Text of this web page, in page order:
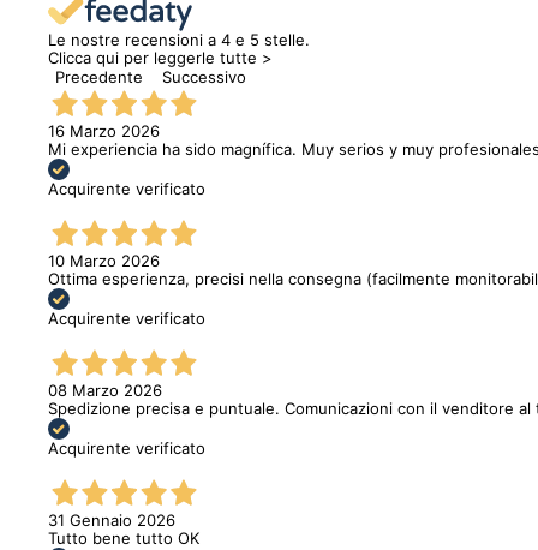
Le nostre recensioni a 4 e 5 stelle.
Clicca qui per leggerle tutte >
Precedente
Successivo
16 Marzo 2026
Mi experiencia ha sido magnífica. Muy serios y muy
Acquirente verificato
10 Marzo 2026
Ottima esperienza, precisi nella consegna (facilmente
Acquirente verificato
08 Marzo 2026
Spedizione precisa e puntuale. Comunicazioni con il venditore al
Acquirente verificato
31 Gennaio 2026
Tutto bene tutto OK